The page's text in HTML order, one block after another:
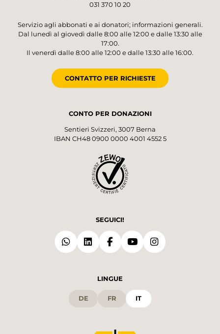
031 370 10 20
Servizio agli abbonati e ai donatori; informazioni generali.
Dal lunedì al giovedì dalle 8:00 alle 12:00 e dalle 13:30 alle
17:00.
Il venerdì dalle 8:00 alle 12:00 e dalle 13:30 alle 16:00.
CONTATTO PER RICHIESTE
CONTO PER DONAZIONI
Sentieri Svizzeri, 3007 Berna
IBAN CH48 0900 0000 4001 4552 5
SEGUICI!
LINGUE
DE FR IT